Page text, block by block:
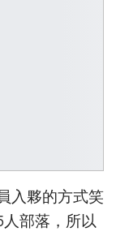
入夥的方式笑
部落，所以